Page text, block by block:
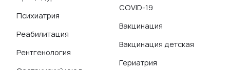
Психиатрия
Реабилитация
Рентгенология
COVID-19
Вакцинация
Вакцинация детская
Гериатрия